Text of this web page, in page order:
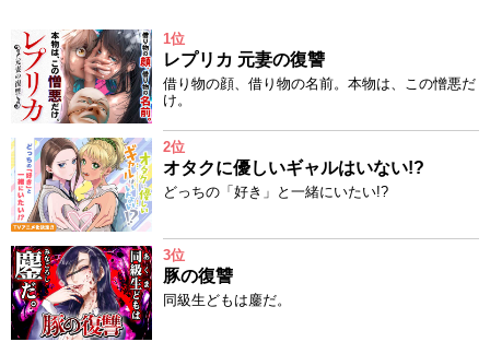
1位
レプリカ 元妻の復讐
借り物の顔、借り物の名前。本物は、この憎悪だ
け。
2位
オタクに優しいギャルはいない!?
どっちの「好き」と一緒にいたい!?
3位
豚の復讐
同級生どもは鏖だ。